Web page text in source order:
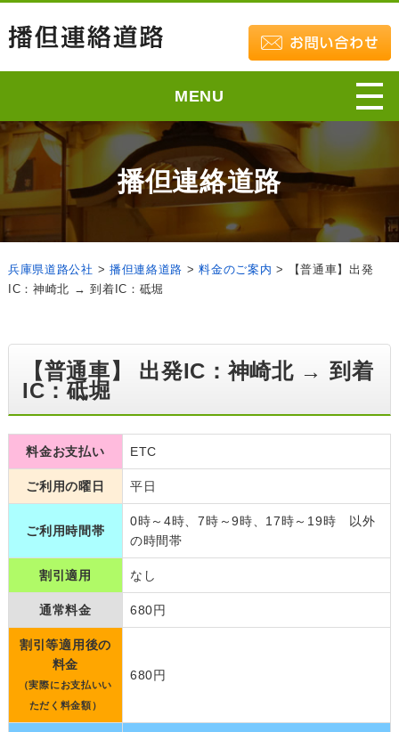
MENU
播但連絡道路
兵庫県道路公社 > 播但連絡道路 >料金のご案内 >
【普通車】出発
IC：神崎北 → 到着IC：砥堀
【普通車】 出発IC：神崎北 → 到着
IC：砥堀
料金お支払い ETC
ご利用の曜日 平日
ご利用時間帯
0時～4時、7時～9時、17時～19時 以外
の時間帯
割引適用 なし
通常料金 680円
割引等適用後の
料金
（実際にお支払いい
ただく料金額）
680円